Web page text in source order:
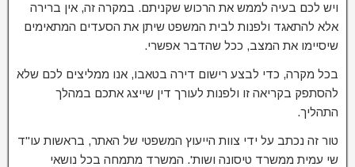
ויש לכם בעיה לממש את הרכוש שקניתם. במקרה זה, אין ברירה
אלא להתאגד ולפנות לבית המשפט שיתן את הסעדים המתאימים
שיסיימו את המצב, ככל שהדבר אפשרי.
בכל מקרה, כדי לבצע רישום דירה בטאבו, אנו ממליצים לכם שלא
להסתפק בקריאה זו ולפנות לעורך דין שייצג אתכם במהלך
התהליך.
טור זה נכתב על ידי צוות הייעוץ המשפטי של האתר, בראשות עו"ד
שי עמית ממשרד טיסונה ושות'. המשרד מתמחה בכל נושאי